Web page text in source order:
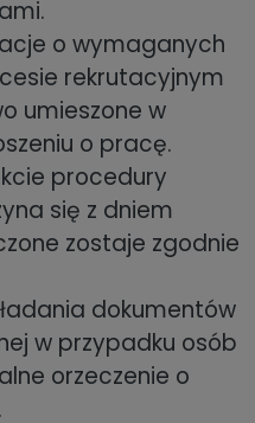
o wymaganych
rekrutacyjnym
umieszone w
o pracę.
procedury
się z dniem
zostaje zgodnie
dokumentów
w przypadku osób
orzeczenie o